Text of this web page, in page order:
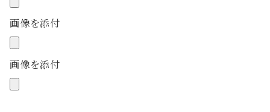
画像を添付
画像を添付